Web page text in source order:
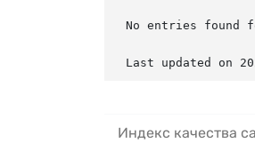
No entries found
Last updated on
Индекс качества